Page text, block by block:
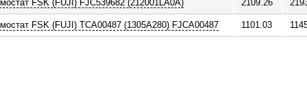
FSK (FUJI) FJC539682 (212001LA0A) 2109.26
FSK (FUJI) TCA00487 (1305A280) FJCA00487 1101.03